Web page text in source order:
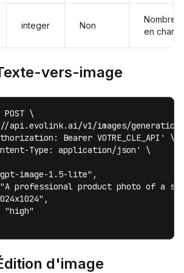
integer Non
Nombre
en
vers-image
\
api.evolink.ai/v1/images/
Bearer VOTRE_CLE_API' \
Type: application/json' \
image-1.5-lite",
professional product photo of a
"high"
d'image